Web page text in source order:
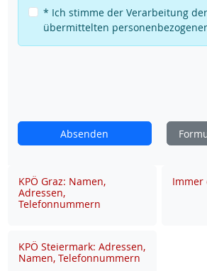
* Ich stimme der Verarbeitung
übermittelten
Absenden
KPÖ Graz: Namen,
Adressen,
Telefonnummern
Immer
KPÖ Steiermark: Adressen,
Namen, Telefonnummern